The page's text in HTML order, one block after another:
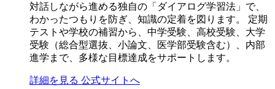
対話しながら進める独自の「ダイアログ学習法」で、
わかったつもりを防ぎ、知識の定着を図ります。 定期
テストや学校の補習から、中学受験、高校受験、大学
受験（総合型選抜、小論文、医学部受験含む）、内部
進学まで、多様な目標達成をサポートします。
詳細を見る 公式サイトへ